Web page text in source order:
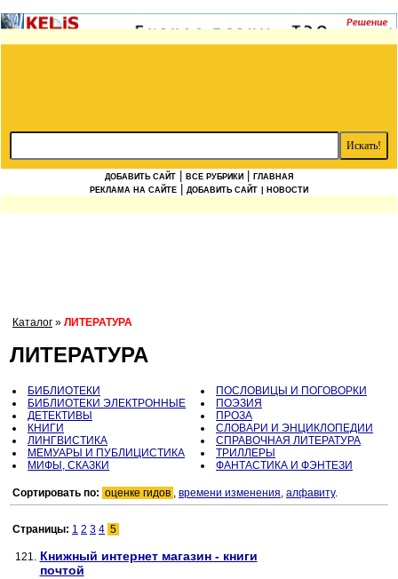
ДОБАВИТЬ САЙТ ВСЕ РУБРИКИ
ГЛАВНАЯ
РЕКЛАМА НА САЙТЕ
ДОБАВИТЬ САЙТ | НОВОСТИ
Каталог » ЛИТЕРАТУРА
ЛИТЕРАТУРА
БИБЛИОТЕКИ
БИБЛИОТЕКИ ЭЛЕКТРОННЫЕ
ДЕТЕКТИВЫ
КНИГИ
ЛИНГВИСТИКА
МЕМУАРЫ И ПУБЛИЦИСТИКА
МИФЫ, СКАЗКИ
ПОСЛОВИЦЫ И ПОГОВОРКИ
ПОЭЗИЯ
ПРОЗА
СЛОВАРИ И ЭНЦИКЛОПЕДИИ
СПРАВОЧНАЯ ЛИТЕРАТУРА
ТРИЛЛЕРЫ
ФАНТАСТИКА И ФЭНТЕЗИ
Сортировать по: оценке гидов , времени изменения, алфавиту.
Страницы: 1 2 3 4 5
121. Книжный интернет магазин - книги
почтой